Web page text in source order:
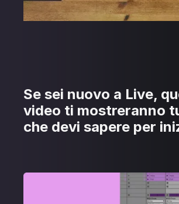
Se sei nuovo a Live,
video ti mostreranno
che devi sapere per